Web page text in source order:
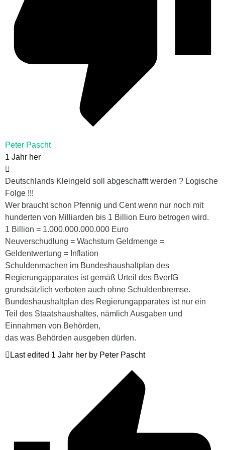
Peter Pascht
1 Jahr her
Deutschlands Kleingeld soll abgeschafft werden ? Logische
Folge !!!
Wer braucht schon Pfennig und Cent wenn nur noch mit
hunderten von Milliarden bis 1 Billion Euro betrogen wird.
1 Billion = 1.000.000.000.000 Euro
Neuverschudlung = Wachstum Geldmenge =
Geldentwertung = Inflation
Schuldenmachen im Bundeshaushaltplan des
Regierungapparates ist gemäß Urteil des BverfG
grundsätzlich verboten auch ohne Schuldenbremse.
Bundeshaushaltplan des Regierungapparates ist nur ein
Teil des Staatshaushaltes, nämlich Ausgaben und
Einnahmen von Behörden,
das was Behörden ausgeben dürfen.
Last edited 1 Jahr her by Peter Pascht